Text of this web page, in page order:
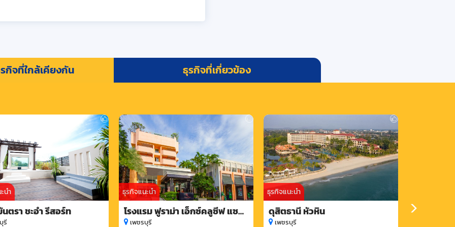
กิจที่ใกล้เคียงกัน ธุรกิจที่เกี่ยวข้อง
นำ
นตรา ชะอำ รีสอร์ท
รี
ธุรกิจแนะนำ
โรงแรม ฟูราม่า เอ็กซ์คลูซีฟ แซน
ดารา หัวหิน ชะอำ
เพชรบุรี
ธุรกิจแนะนำ
ดุสิตธานี หัวหิน
เพชรบุรี
อวานี พลั